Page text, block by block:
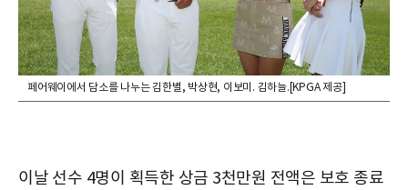
페어웨이에서 담소를 나누는 김한별, 박상현, 이보미. 김하늘.[KPGA 제공]
이날 선수 4명이 획득한 상금 3천만원 전액은 보호 종료